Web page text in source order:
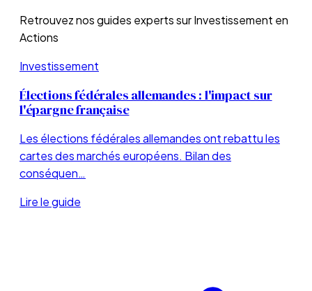
Retrouvez nos guides experts surInvestissement en
Actions
Investissement
Élections fédérales allemandes : l'impact sur
l'épargne française
Les élections fédérales allemandes ont rebattu les
cartes des marchés européens. Bilan des
conséquen…
Lire le guide